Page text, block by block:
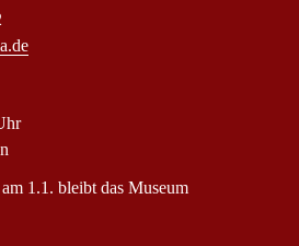
1.1. bleibt das Museum